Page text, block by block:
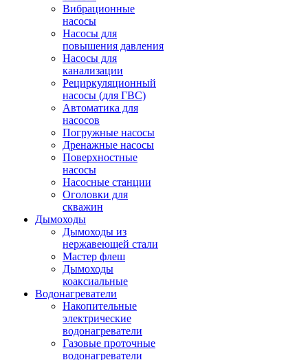
Вибрационные
насосы
Насосы для
повышения давления
Насосы для
канализации
Рециркуляционный
насосы (для ГВС)
Автоматика для
насосов
Погружные насосы
Дренажные насосы
Поверхностные
насосы
Насосные станции
Оголовки для
скважин
Дымоходы
Дымоходы из
нержавеющей стали
Мастер флеш
Дымоходы
коаксиальные
Водонагреватели
Накопительные
электрические
водонагреватели
Газовые проточные
водонагреватели